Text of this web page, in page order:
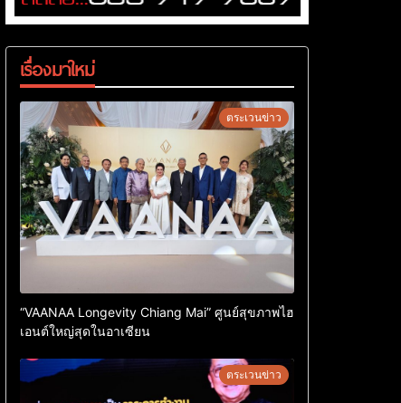
เรื่องมาใหม่
ตระเวนข่าว
“VAANAA Longevity Chiang Mai” ศูนย์สุขภาพไฮ
เอนต์ใหญ่สุดในอาเซียน
ตระเวนข่าว